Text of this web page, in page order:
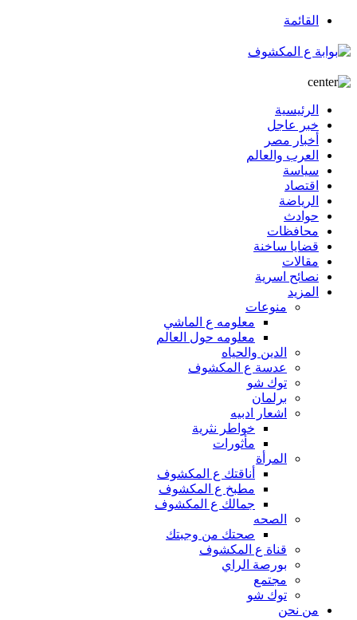
القائمة
الرئيسية
خبر عاجل
أخبار مصر
العرب والعالم
سياسة
اقتصاد
الرياضة
حوادث
محافظات
قضايا ساخنة
مقالات
نصائح اسرية
المزيد
منوعات
معلومه ع الماشي
معلومه حول العالم
الدين والحياه
عدسة ع المكشوف
توك شو
برلمان
اشعار ادبيه
خواطر نثرية
مأثورات
المرأة
أناقتك ع المكشوف
مطبخ ع المكشوف
جمالك ع المكشوف
الصحه
صحتك من وجبتك
قناة ع المكشوف
بورصة الراي
مجتمع
توك شو
من نحن